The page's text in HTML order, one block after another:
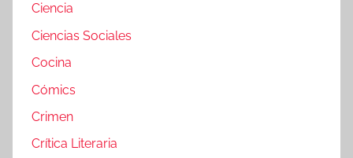
Ciencia
Ciencias Sociales
Cocina
Cómics
Crimen
Crítica Literaria